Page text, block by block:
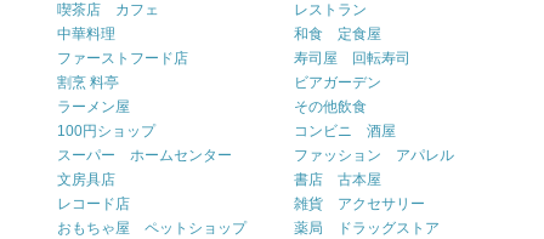
喫茶店 カフェ
レストラン
中華料理
和食 定食屋
ファーストフード店
寿司屋 回転寿司
割烹 料亭
ビアガーデン
ラーメン屋
その他飲食
100円ショップ
コンビニ 酒屋
スーパー ホームセンター
ファッション アパレル
文房具店
書店 古本屋
レコード店
雑貨 アクセサリー
おもちゃ屋 ペットショップ
薬局 ドラッグストア